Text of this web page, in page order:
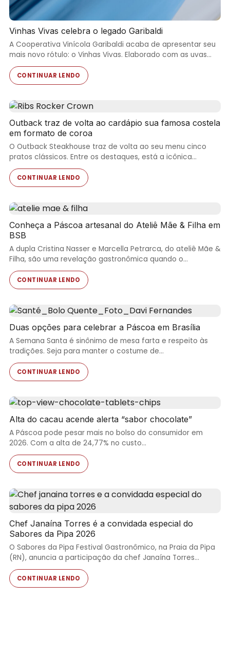
Vinhas Vivas celebra o legado Garibaldi
A Cooperativa Vinícola Garibaldi acaba de apresentar seu
mais novo rótulo: o Vinhas Vivas. Elaborado com as uvas…
CONTINUAR LENDO
Outback traz de volta ao cardápio sua famosa costela
em formato de coroa
O Outback Steakhouse traz de volta ao seu menu cinco
pratos clássicos. Entre os destaques, está a icônica…
CONTINUAR LENDO
Conheça a Páscoa artesanal do Ateliê Mãe & Filha em
BSB
A dupla Cristina Nasser e Marcella Petrarca, do ateliê Mãe &
Filha, são uma revelação gastronômica quando o…
CONTINUAR LENDO
Duas opções para celebrar a Páscoa em Brasília
A Semana Santa é sinônimo de mesa farta e respeito às
tradições. Seja para manter o costume de…
CONTINUAR LENDO
Alta do cacau acende alerta “sabor chocolate”
A Páscoa pode pesar mais no bolso do consumidor em
2026. Com a alta de 24,77% no custo…
CONTINUAR LENDO
Chef Janaína Torres é a convidada especial do
Sabores da Pipa 2026
O Sabores da Pipa Festival Gastronômico, na Praia da Pipa
(RN), anuncia a participação da chef Janaína Torres…
CONTINUAR LENDO